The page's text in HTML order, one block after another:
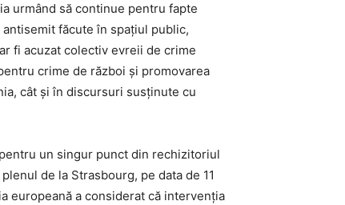
urmând să continue pentru fapte
făcute în spațiul public,
fi acuzat colectiv evreii de crime
crime de război și promovarea
cât și în discursuri susținute cu
un singur punct din rechizitoriul
de la Strasbourg, pe data de 11
europeană a considerat că intervenția